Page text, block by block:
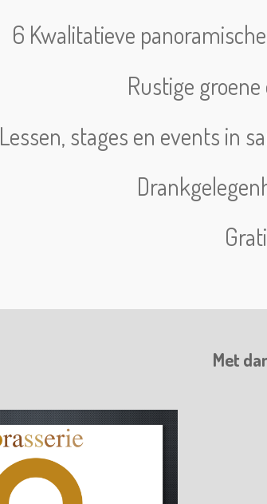
6 Kwalitatieve
Rustige
Lessen, stages en events in
Met